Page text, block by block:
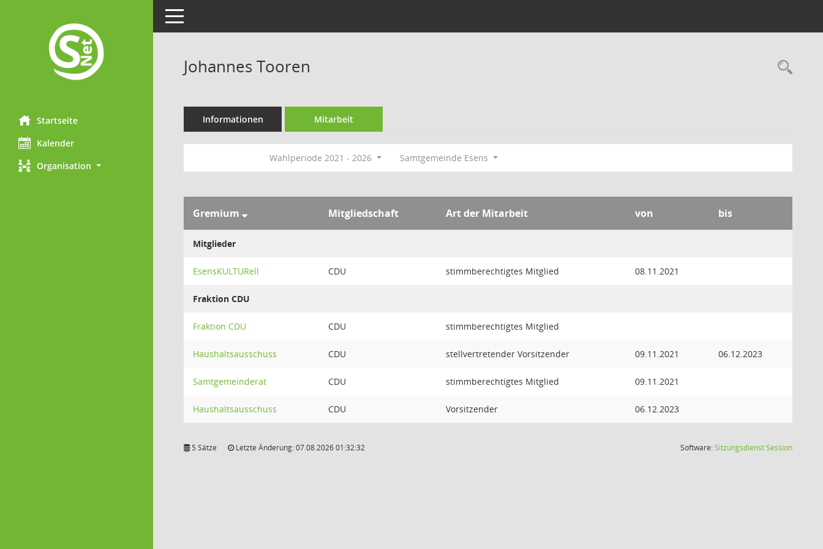
Startseite
Kalender
Organisation
Toggle navigation
Johannes Tooren
Informationen Mitarbeit
Wahlperiode 2021 - 2026 Samtgemeinde Esens
Gremium Mitgliedschaft Art der Mitarbeit von bis
Mitglieder
EsensKULTURell CDU stimmberechtigtes Mitglied 08.11.2021
Fraktion CDU
Fraktion CDU CDU stimmberechtigtes Mitglied
Haushaltsausschuss CDU stellvertretender Vorsitzender 09.11.2021 06.12.2023
Samtgemeinderat CDU stimmberechtigtes Mitglied 09.11.2021
Haushaltsausschuss CDU Vorsitzender 06.12.2023
5 Sätze Letzte Änderung: 07.08.2026 01:32:32 Software:SitzungsdienstSession(Wird in